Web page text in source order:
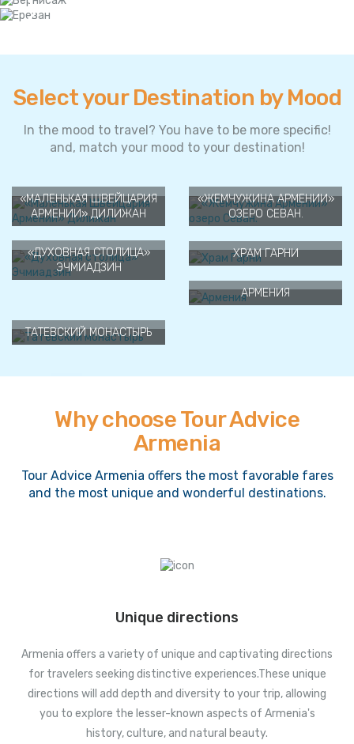
2
Select your Destination by Mood
In the mood to travel? You have to be more specific!
and, match your mood to your destination!
«МАЛЕНЬКАЯ ШВЕЙЦАРИЯ
АРМЕНИИ» ДИЛИЖАН
«ЖЕМЧУЖИНА АРМЕНИИ»
ОЗЕРО СЕВАН.
«ДУХОВНАЯ СТОЛИЦА»
ЭЧМИАДЗИН
ХРАМ ГАРНИ
АРМЕНИЯ
ТАТЕВСКИЙ МОНАСТЫРЬ
Why choose Tour Advice
Armenia
Tour Advice Armenia offers the most favorable fares
and the most unique and wonderful destinations.
Unique directions
Armenia offers a variety of unique and captivating directions
for travelers seeking distinctive experiences.These unique
directions will add depth and diversity to your trip, allowing
you to explore the lesser-known aspects of Armenia's
history, culture, and natural beauty.